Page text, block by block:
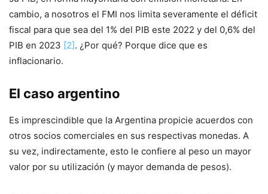
cambio, a nosotros el FMI nos limita severamente el déficit
fiscal para que sea del 1% del PIB este 2022 y del 0,6% del
PIB en 2023 [2]. ¿Por qué? Porque dice que es
inflacionario.
El caso argentino
Es imprescindible que la Argentina propicie acuerdos con
otros socios comerciales en sus respectivas monedas. A
su vez, indirectamente, esto le confiere al peso un mayor
valor por su utilización (y mayor demanda de pesos).